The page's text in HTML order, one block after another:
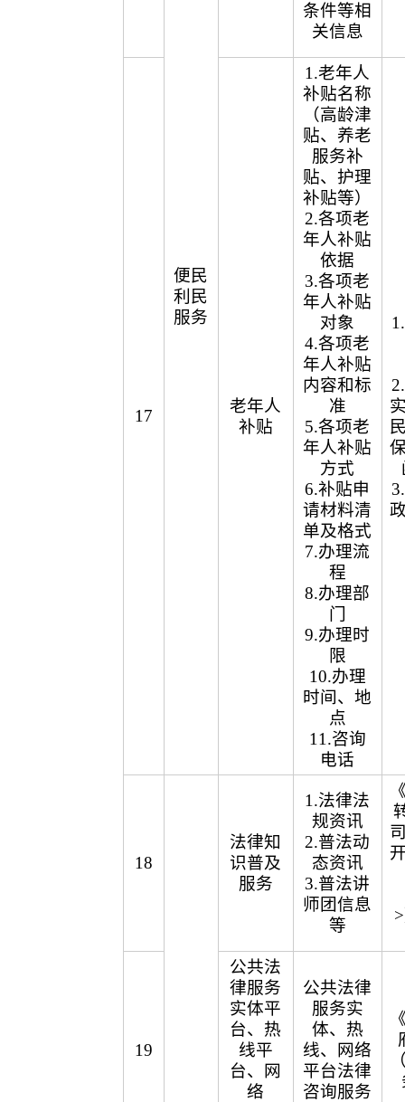
便民
利民
服务
条件等相
关信息
17
老年人
补贴
1.老年人
补贴名称
（高龄津
贴、养老
服务补
贴、护理
补贴等）
2.各项老
年人补贴
依据
3.各项老
年人补贴
对象
4.各项老
年人补贴
内容和标
准
5.各项老
年人补贴
方式
6.补贴申
请材料清
单及格式
7.办理流
程
8.办理部
门
9.办理时
限
10.办理
时间、地
点
11.咨询
电话
18
法律知
识普及
服务
1.法律法
规资讯
2.普法动
态资讯
3.普法讲
师团信息
等
19
公共法
律服务
实体平
台、热
线平
台、网
络
公共法律
服务实
体、热
线、网络
平台法律
咨询服务